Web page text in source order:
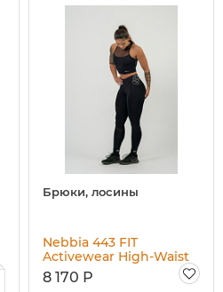
Брюки, лосины
Nebbia 443 FIT
Activewear High-Waist
Leggings, чёрный
8 170 Р